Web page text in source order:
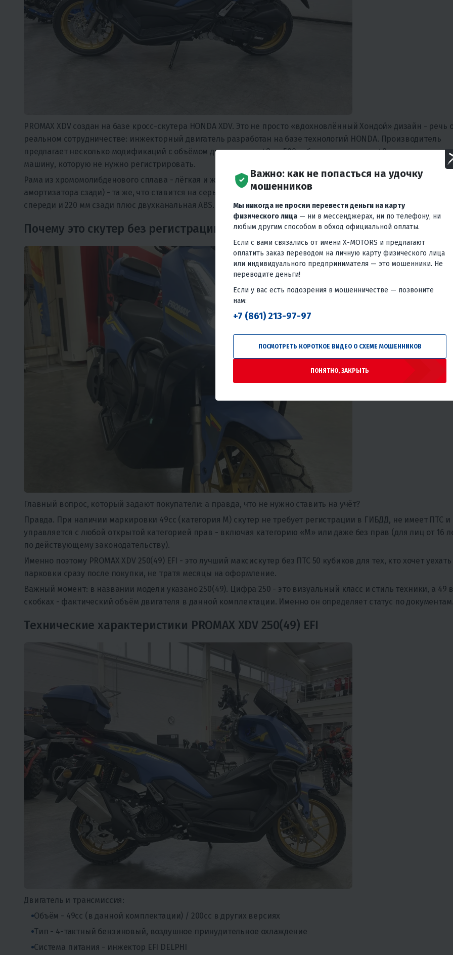
PROMAX XDV создан на базе кросс-скутера HONDA XDV. Это не просто «вдохновлённый Хондой» дизайн - речь о
реальном сотрудничестве: инжекторный двигатель разработан на базе технологий HONDA. Производитель
предлагает несколько модификаций с объёмом двигателя от 49 до 500 кубиков, и в версии 49cc вы получаете
машину, которую не нужно регистрировать.
Рама из хромомолибденового сплава - лёгкая и жёсткая. Подвеска KYB (перевёрнутая вилка 37 мм спереди +
амортизатора сзади) - та же, что ставится на серьёзную мотоциклетную технику. Тормоза NENKI с дисками
спереди и 220 мм сзади плюс двухканальная ABS. Это не скутер-игрушка.
Почему это скутер без регистрации в ГИБДД и без ПТС
Главный вопрос, который задают покупатели: а правда, что не нужно ставить на учёт?
Правда. При наличии маркировки 49cc (категория М) скутер не требует регистрации в ГИБДД, не имеет ПТС и
управляется с любой открытой категорией прав - включая категорию «М» или даже без прав (для лиц от 16
по действующему законодательству).
Именно поэтому PROMAX XDV 250(49) EFI - это лучший максискутер без ПТС 50 кубиков для тех, кто хочет уехать
парковки сразу после покупки, не тратя месяцы на оформление.
Важный момент: в названии модели указано 250(49). Цифра 250 - это визуальный класс и стиль техники, а 49 в
скобках - фактический объём двигателя в данной комплектации. Именно он определяет статус по документам.
Технические характеристики PROMAX XDV 250(49) EFI
Двигатель и трансмиссия:
Объём - 49cc (в данной комплектации) / 200cc в других версиях
Тип - 4-тактный бензиновый, воздушное принудительное охлаждение
Система питания - инжектор EFI DELPHI
Важно: как не попасться на удочку
мошенников
Мы никогда не просим перевести деньги на карту
физического лица — ни в мессенджерах, ни по телефону, ни
любым другим способом в обход официальной оплаты.
Если с вами связались от имени X-MOTORS и предлагают
оплатить заказ переводом на личную карту физического лица
или индивидуального предпринимателя — это мошенники. Не
переводите деньги!
Если у вас есть подозрения в мошенничестве — позвоните
нам:
+7 (861) 213-97-97
ПОСМОТРЕТЬ КОРОТКОЕ ВИДЕО О СХЕМЕ МОШЕННИКОВ
ПОНЯТНО, ЗАКРЫТЬ